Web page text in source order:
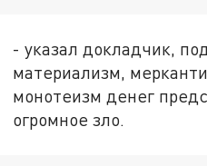
- указал докладчик,
материализм,
монотеизм денег
огромное зло.